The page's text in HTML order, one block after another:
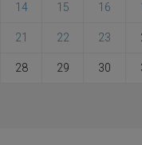
14 15 16
21 22 23
28 29 30